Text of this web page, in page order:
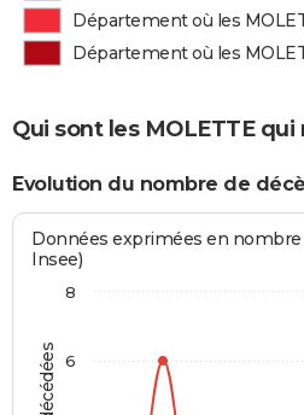
Département où les
Département où les
Qui sont les MOLETTE
Evolution du nombre de
Données exprimées en nombre
Insee)
6
8